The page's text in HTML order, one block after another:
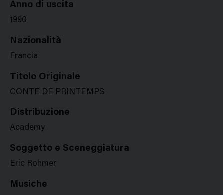
Anno di uscita
1990
Nazionalità
Francia
Titolo Originale
CONTE DE PRINTEMPS
Distribuzione
Academy
Soggetto e Sceneggiatura
Eric Rohmer
Musiche